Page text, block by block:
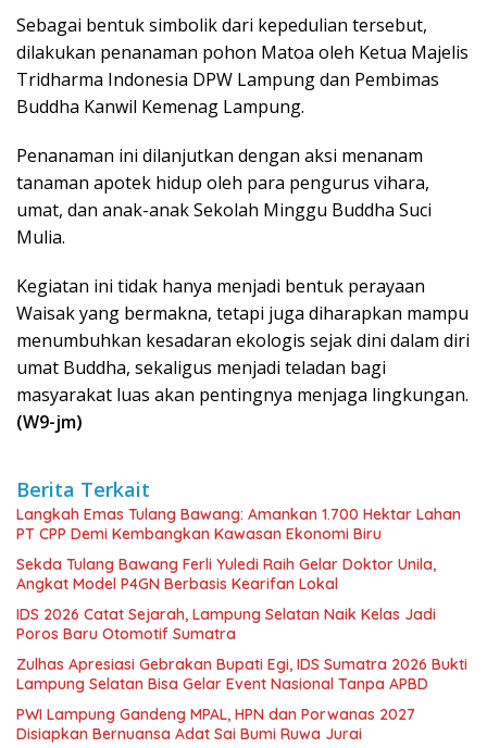
Sebagai bentuk simbolik dari kepedulian tersebut,
dilakukan penanaman pohon Matoa oleh Ketua Majelis
Tridharma Indonesia DPW Lampung dan Pembimas
Buddha Kanwil Kemenag Lampung.
Penanaman ini dilanjutkan dengan aksi menanam
tanaman apotek hidup oleh para pengurus vihara,
umat, dan anak-anak Sekolah Minggu Buddha Suci
Mulia.
Kegiatan ini tidak hanya menjadi bentuk perayaan
Waisak yang bermakna, tetapi juga diharapkan mampu
menumbuhkan kesadaran ekologis sejak dini dalam diri
umat Buddha, sekaligus menjadi teladan bagi
masyarakat luas akan pentingnya menjaga lingkungan.
(W9-jm)
Berita Terkait
Langkah Emas Tulang Bawang: Amankan 1.700 Hektar Lahan
PT CPP Demi Kembangkan Kawasan Ekonomi Biru
Sekda Tulang Bawang Ferli Yuledi Raih Gelar Doktor Unila,
Angkat Model P4GN Berbasis Kearifan Lokal
IDS 2026 Catat Sejarah, Lampung Selatan Naik Kelas Jadi
Poros Baru Otomotif Sumatra
Zulhas Apresiasi Gebrakan Bupati Egi, IDS Sumatra 2026 Bukti
Lampung Selatan Bisa Gelar Event Nasional Tanpa APBD
PWI Lampung Gandeng MPAL, HPN dan Porwanas 2027
Disiapkan Bernuansa Adat Sai Bumi Ruwa Jurai